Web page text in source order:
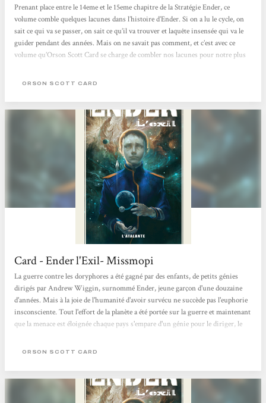
Prenant place entre le 14eme et le 15eme chapitre de la Stratégie Ender, ce
volume comble quelques lacunes dans l’histoire d’Ender. Si on a lu le cycle, on
sait ce qui va se passer, on sait ce qu’il va trouver et laquête insensée qui va le
guider pendant des années. Mais on ne savait pas comment, et c’est avec ce
volume qu’Orson Scott Card se charge de combler nos lacunes pour notre plus
en suspens dans le cycle parallèle de Bean. Un des meilleurs cycles de science-
ORSON SCOTT CARD
Card - Ender l'Exil- Missmopi
La guerre contre les doryphores a été gagné par des enfants, de petits génies
dirigés par Andrew Wiggin, surnommé Ender, jeune garçon d'une douzaine
d'années. Mais à la joie de l'humanité d'avoir survécu ne succède pas l'euphorie
insconsciente. Tout l'effort de la planète a été portée sur la guerre et maintenant
que la menace est éloignée chaque pays s'empare d'un génie pour le diriger, le
a remporté la victorie, Ender lui-même? Que faire...
ORSON SCOTT CARD